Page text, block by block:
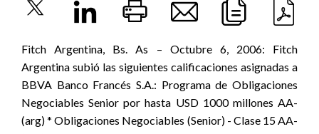
Fitch Argentina, Bs. As – Octubre 6, 2006: Fitch
Argentina subió las siguientes calificaciones asignadas a
BBVA Banco Francés S.A.: Programa de Obligaciones
Negociables Senior por hasta USD 1000 millones AA-
(arg) * Obligaciones Negociables (Senior) - Clase 15 AA-